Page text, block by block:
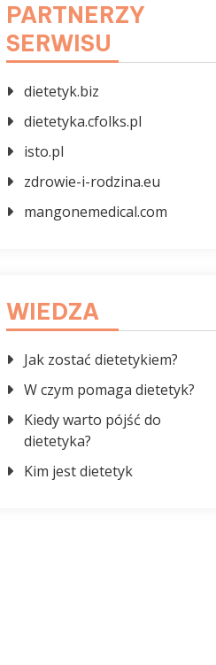
PARTNERZY
SERWISU
dietetyk.biz
dietetyka.cfolks.pl
isto.pl
zdrowie-i-rodzina.eu
mangonemedical.com
WIEDZA
Jak zostać dietetykiem?
W czym pomaga dietetyk?
Kiedy warto pójść do
dietetyka?
Kim jest dietetyk